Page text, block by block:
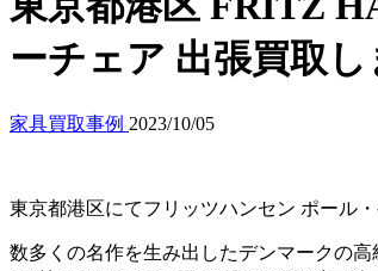
ーチェア 出張買取し
家具買取事例 2023/10/05
東京都港区にてフリッツハンセン ポール
数多くの名作を生み出したデンマークの高